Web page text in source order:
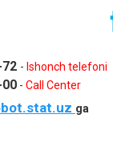
- Ishonch telefoni
- Call Center
ga